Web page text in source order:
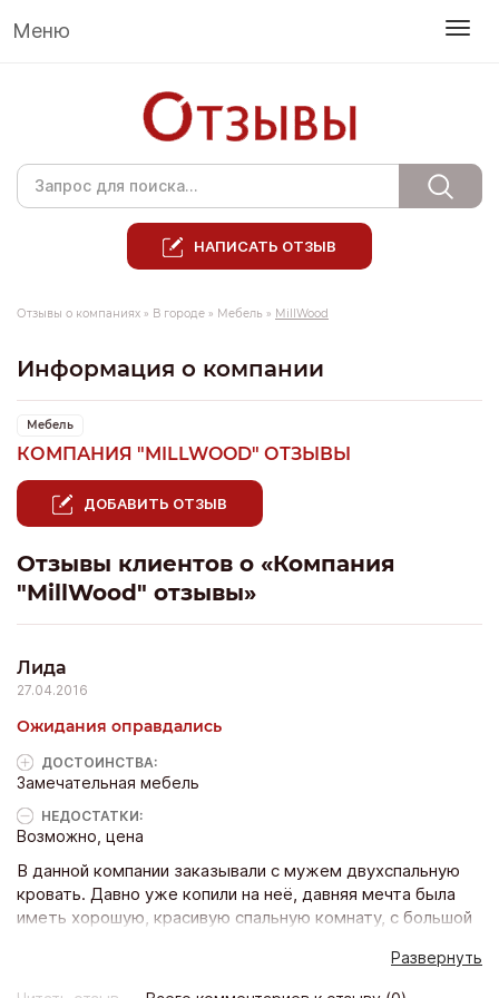
Меню
НАПИСАТЬ ОТЗЫВ
Отзывы о компаниях » В городе » Мебель » MillWood
Информация о компании
Мебель
КОМПАНИЯ "MILLWOOD" ОТЗЫВЫ
ДОБАВИТЬ ОТЗЫВ
Отзывы клиентов о «Компания
"MillWood" отзывы»
Лида
27.04.2016
Ожидания оправдались
ДОСТОИНCТВА:
Замечательная мебель
НЕДОСТАТКИ:
Возможно, цена
В данной компании заказывали с мужем двухспальную
кровать. Давно уже копили на неё, давняя мечта была
иметь хорошую, красивую спальную комнату, с большой
по совету людей, обратились как раз в компанию
MillWood. Отмечу одно, выбор очень большой! И столы, и
Развернуть